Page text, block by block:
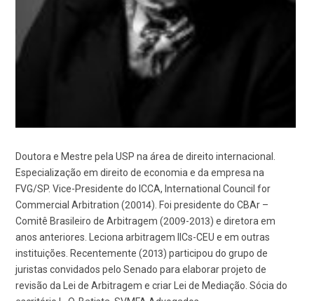
Doutora e Mestre pela USP na área de direito internacional.
Especialização em direito de economia e da empresa na
FVG/SP. Vice-Presidente do ICCA, International Council for
Commercial Arbitration (20014). Foi presidente do CBAr –
Comitê Brasileiro de Arbitragem (2009-2013) e diretora em
anos anteriores. Leciona arbitragem IICs-CEU e em outras
instituições. Recentemente (2013) participou do grupo de
juristas convidados pelo Senado para elaborar projeto de
revisão da Lei de Arbitragem e criar Lei de Mediação. Sócia do